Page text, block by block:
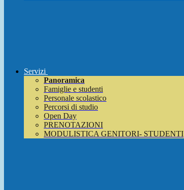
Servizi
Panoramica
Famiglie e studenti
Personale scolastico
Percorsi di studio
Open Day
PRENOTAZIONI
MODULISTICA GENITORI- STUDENTI